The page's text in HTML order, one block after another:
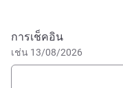
will take care of your
with your colleagues,
จองโรงแรมนี้
การเช็คอิน
เช่น 13/08/2026